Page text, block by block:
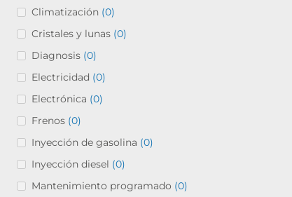
Climatización (0)
Cristales y lunas (0)
Diagnosis (0)
Electricidad (0)
Electrónica (0)
Frenos (0)
Inyección de gasolina (0)
Inyección diesel (0)
Mantenimiento programado (0)